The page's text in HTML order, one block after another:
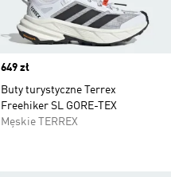
Price
649 zł
Buty turystyczne Terrex
Freehiker SL GORE-TEX
Męskie TERREX